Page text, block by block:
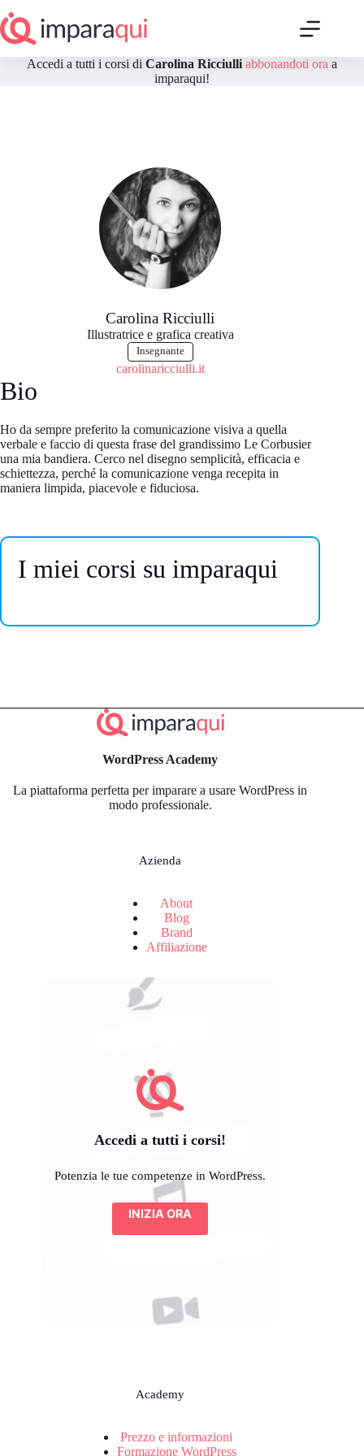
e
vai
contenutoAccedi a tutti i corsi di Carolina Ricciulli abbonandoti ora a
imparaqui!
Carolina Ricciulli
Illustratrice e grafica creativa
Insegnante
carolinaricciulli.it
Bio
Ho da sempre preferito la comunicazione visiva a quella
verbale e faccio di questa frase del grandissimo Le Corbusier
una mia bandiera. Cerco nel disegno semplicità, efficacia e
schiettezza, perché la comunicazione venga recepita in
maniera limpida, piacevole e fiduciosa.
I miei corsi su imparaqui
WordPress Academy
La piattaforma perfetta per imparare a usare WordPress in
modo professionale.
Azienda
About
Blog
Brand
Affiliazione
Accedi a tutti i corsi!
Potenzia le tue competenze in WordPress.
INIZIA ORA
Academy
Prezzo e informazioni
Formazione WordPress